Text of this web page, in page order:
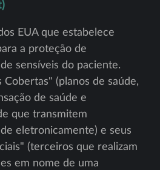
EUA que estabelece
a proteção de
sensíveis do paciente.
(planos de saúde,
de saúde e
que transmitem
eletronicamente) e seus
(terceiros que realizam
em nome de uma